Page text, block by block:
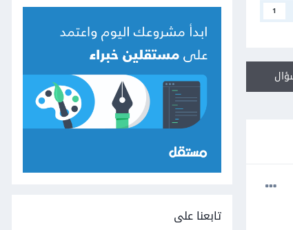
1
تابعنا على